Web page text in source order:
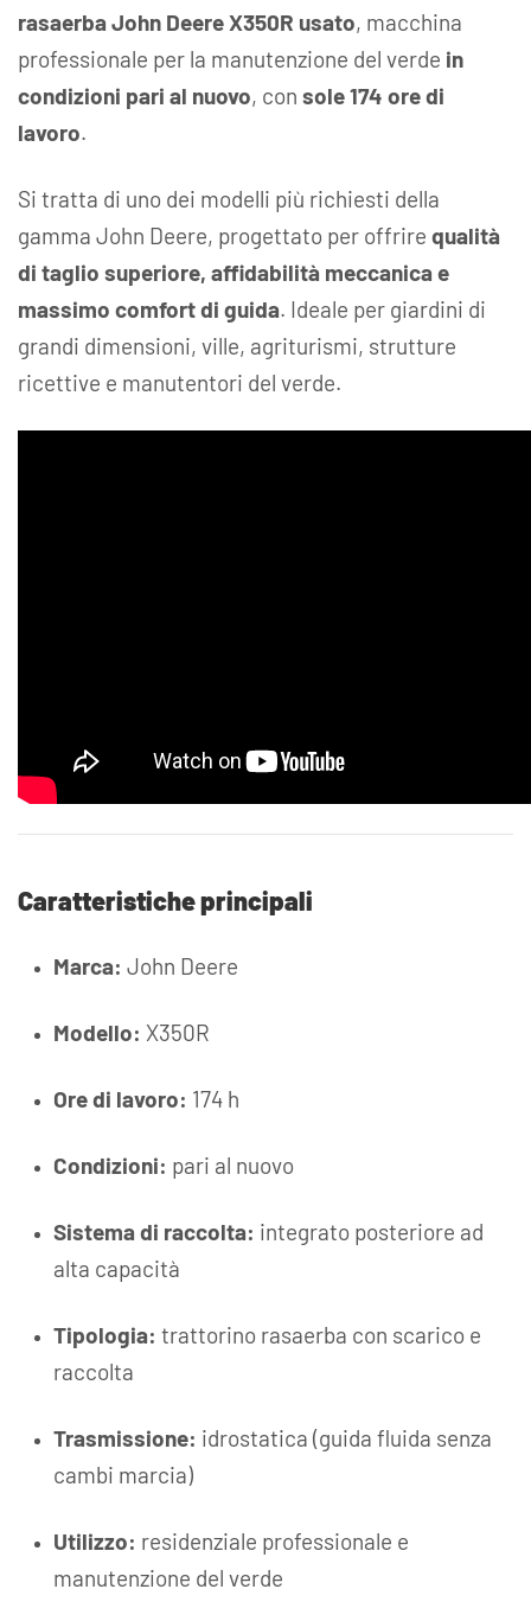
rasaerba John Deere X350R usato, macchina
professionale per la manutenzione del verde in
condizioni pari al nuovo, con sole 174 ore di
lavoro.
Si tratta di uno dei modelli più richiesti della
gamma John Deere, progettato per offrire qualità
di taglio superiore, affidabilità meccanica e
massimo comfort di guida. Ideale per giardini di
grandi dimensioni, ville, agriturismi, strutture
ricettive e manutentori del verde.
Caratteristiche principali
Marca: John Deere
Modello: X350R
Ore di lavoro: 174 h
Condizioni: pari al nuovo
Sistema di raccolta: integrato posteriore ad
alta capacità
Tipologia: trattorino rasaerba con scarico e
raccolta
Trasmissione: idrostatica (guida fluida senza
cambi marcia)
Utilizzo: residenziale professionale e
manutenzione del verde